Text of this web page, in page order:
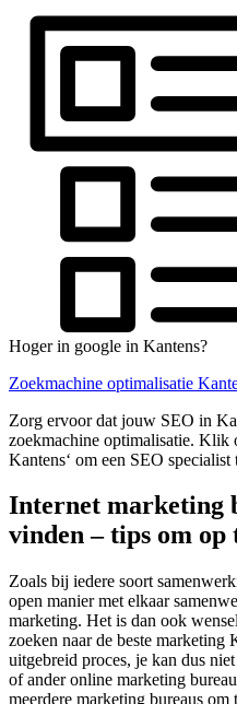
Hoger in google in Kantens?
Zoekmachine optimalisatie
Zorg ervoor dat jouw SEO in
zoekmachine optimalisatie. Klik
Kantens‘ om een SEO
Internet marketing
vinden – tips om op
Zoals bij iedere soort
open manier met elkaar
marketing. Het is dan ook
zoeken naar de beste marketing
uitgebreid proces, je kan dus
of ander online marketing
meerdere marketing bureaus